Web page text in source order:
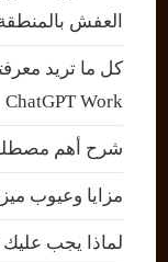
العفش
كل ما تريد
ChatGPT Work
شرح أهم
مزايا وعيوب
لماذا يجب عليك